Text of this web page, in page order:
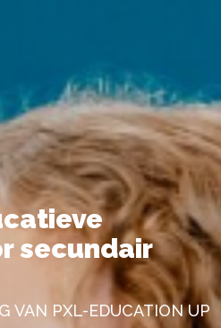
secundair
VAN PXL-EDUCATION UP